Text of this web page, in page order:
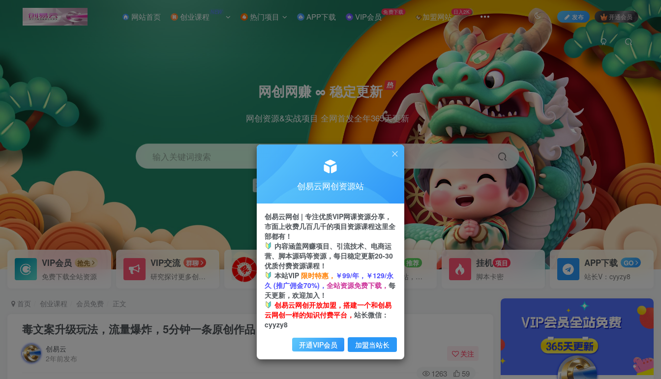
网站首页 创业课程 NEW 热门项目 APP下载 VIP会员 免费下载 加盟网站 日入2K
发布 开通会员
网创网赚 ∞ 稳定更新
网创资源&实战项目 全网首发全年365天更新
输入关键词搜索
项目 引流 短视频 剪辑
VIP会员 抢先
免费下载全站资源
VIP交流 群聊
研究探讨更多创业项目路子。
VIP推广
70%分佣
会员专属推广链接
招募站长 推荐
搭建同款网站，自己当老板
挂机 项目
脚本卡密
APP下载 GO
站长V：cyyzy8
首页 创业课程 会员免费 正文
毒文案升级玩法，流量爆炸，5分钟一条原创作品，单个作品变现500+
创易云
2年前发布
关注
1263 59
创易云网创资源站
创易云网创 | 专注优质VIP网课资源分享，
市面上收费几百几千的项目资源课程这里全
部都有！
内容涵盖网赚项目、引流技术、电商运
营、脚本源码等资源，每日稳定更新20-30
优质付费资源课程！
本站VIP 限时特惠， ￥99/年，￥129/永
久 (推广佣金70%)， 全站资源免费下载， 每
天更新，欢迎加入！
创易云网创开放加盟，搭建一个和创易
云网创一样的知识付费平台， 站长微信：
cyyzy8
开通VIP会员 加盟当站长